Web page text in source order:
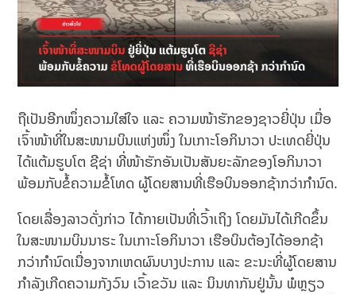
ຖືເປັນອີກໜຶ່ງຄວາມໃສ່ໃຈ ແລະ ຄວາມໜ້າຮັກຂອງຊາວຍີ່ປຸ່ນ ເມື່ອ
ເຈົ້າໜ້າທີ່ໃນສະໜາມບິນແຫ່ງໜຶ່ງ ໃນເກາະໂອກິນາວາ ປະເທດຍີ່ປຸ່ນ
ໄດ້ແຕ້ມຮູບໂຕ ຊີຊ່າ ທີ່ໜ້າຮັກອັນເປັນສັນຍະລັກຂອງໂອກິນາວາ
ພ້ອມກັບຂໍ້ຄວາມຂໍ້ໂທດ ຜູ້ໂດຍສານທີ່ເຮືອບິນອອກຊ້າກວ່າກຳນົດ.
ໂດຍເລື່ອງລາວດັ່ງກ່າວ ໄດ້ກາຍເປັນທີ່ເວົ້າເຖິງ ໂດຍມັນໄດ້ເກີດຂຶ້ນ
ໃນສະໜາມບິນນາຮະ ໃນເກາະໂອກິນາວາ ເຮືອບິນຕ້ອງໄດ້ອອກຊ້າ
ກວ່າກຳນົດເນື່ອງຈາກເຫດຜົນບາງປະການ ແລະ ຂະນະທີ່ຜູ້ໂດຍສານ
ກຳລັງເກີດຄວາມກັງວົນ ເວົ້າຂວັນ ແລະ ນິນທາກັນຢູ່ນັ້ນ ພໍຫຼຽວ